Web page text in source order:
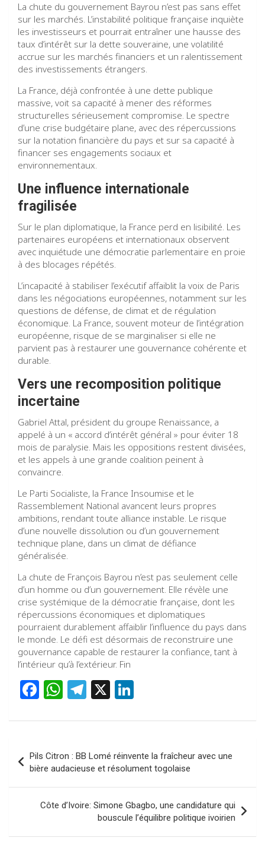
La chute du gouvernement Bayrou n’est pas sans effet
sur les marchés. L’instabilité politique française inquiète
les investisseurs et pourrait entraîner une hausse des
taux d’intérêt sur la dette souveraine, une volatilité
accrue sur les marchés financiers et un ralentissement
des investissements étrangers.
La France, déjà confrontée à une dette publique
massive, voit sa capacité à mener des réformes
structurelles sérieusement compromise. Le spectre
d’une crise budgétaire plane, avec des répercussions
sur la notation financière du pays et sur sa capacité à
financer ses engagements sociaux et
environnementaux.
Une influence internationale
fragilisée
Sur le plan diplomatique, la France perd en lisibilité. Les
partenaires européens et internationaux observent
avec inquiétude une démocratie parlementaire en proie
à des blocages répétés.
L’incapacité à stabiliser l’exécutif affaiblit la voix de Paris
dans les négociations européennes, notamment sur les
questions de défense, de climat et de régulation
économique. La France, souvent moteur de l’intégration
européenne, risque de se marginaliser si elle ne
parvient pas à restaurer une gouvernance cohérente et
durable.
Vers une recomposition politique
incertaine
Gabriel Attal, président du groupe Renaissance, a
appelé à un « accord d’intérêt général » pour éviter 18
mois de paralysie. Mais les oppositions restent divisées,
et les appels à une grande coalition peinent à
convaincre.
Le Parti Socialiste, la France Insoumise et le
Rassemblement National avancent leurs propres
ambitions, rendant toute alliance instable. Le risque
d’une nouvelle dissolution ou d’un gouvernement
technique plane, dans un climat de défiance
généralisée.
La chute de François Bayrou n’est pas seulement celle
d’un homme ou d’un gouvernement. Elle révèle une
crise systémique de la démocratie française, dont les
répercussions économiques et diplomatiques
pourraient durablement affaiblir l’influence du pays dans
le monde. Le défi est désormais de reconstruire une
gouvernance capable de restaurer la confiance, tant à
l’intérieur qu’à l’extérieur. Fin
F
ce
b
o
o
k
W
at
A
p
p
T
e
gr
a
m
X
ke
n
de
l’article
Pils Citron : BB Lomé réinvente la fraîcheur avec une
bière audacieuse et résolument togolaise
Côte d’Ivoire: Simone Gbagbo, une candidature qui
bouscule l’équilibre politique ivoirien